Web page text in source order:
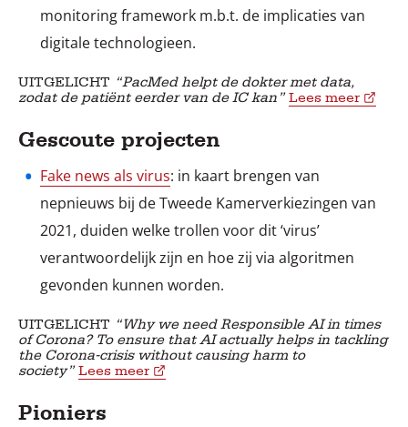
monitoring framework m.b.t. de implicaties van
digitale technologieen.
UITGELICHT “PacMed helpt de dokter met data,
zodat de patiënt eerder van de IC kan”Lees meer
Gescoute projecten
Fake news als virus: in kaart brengen van
nepnieuws bij de Tweede Kamerverkiezingen van
2021, duiden welke trollen voor dit ‘virus’
verantwoordelijk zijn en hoe zij via algoritmen
gevonden kunnen worden.
UITGELICHT “Why we need Responsible AI in times
of Corona? To ensure that AI actually helps in tackling
the Corona-crisis without causing harm to
society” Lees meer
Pioniers